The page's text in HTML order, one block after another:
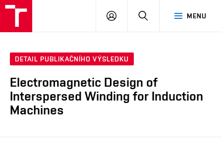
MENU
PŘIHLÁSIT
DETAIL PUBLIKAČNÍHO VÝSLEDKU
Electromagnetic Design of
Interspersed Winding for Induction
Machines